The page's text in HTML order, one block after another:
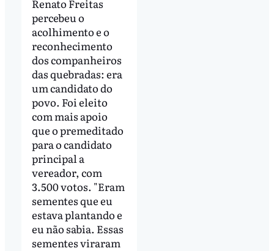
Renato Freitas
percebeu o
acolhimento e o
reconhecimento
dos companheiros
das quebradas: era
um candidato do
povo. Foi eleito
com mais apoio
que o premeditado
para o candidato
principal a
vereador, com
3.500 votos. "Eram
sementes que eu
estava plantando e
eu não sabia. Essas
sementes viraram